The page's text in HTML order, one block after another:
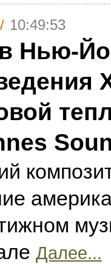
10:49:53
Нью-
Далее...